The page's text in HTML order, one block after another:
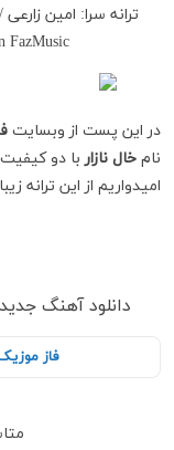
ترانه سرا: امین
FazMusic
در این پست از وبسایت
نام خال نازار
امیدواریم از این ترانه
دانلود آهنگ جدید
فاز